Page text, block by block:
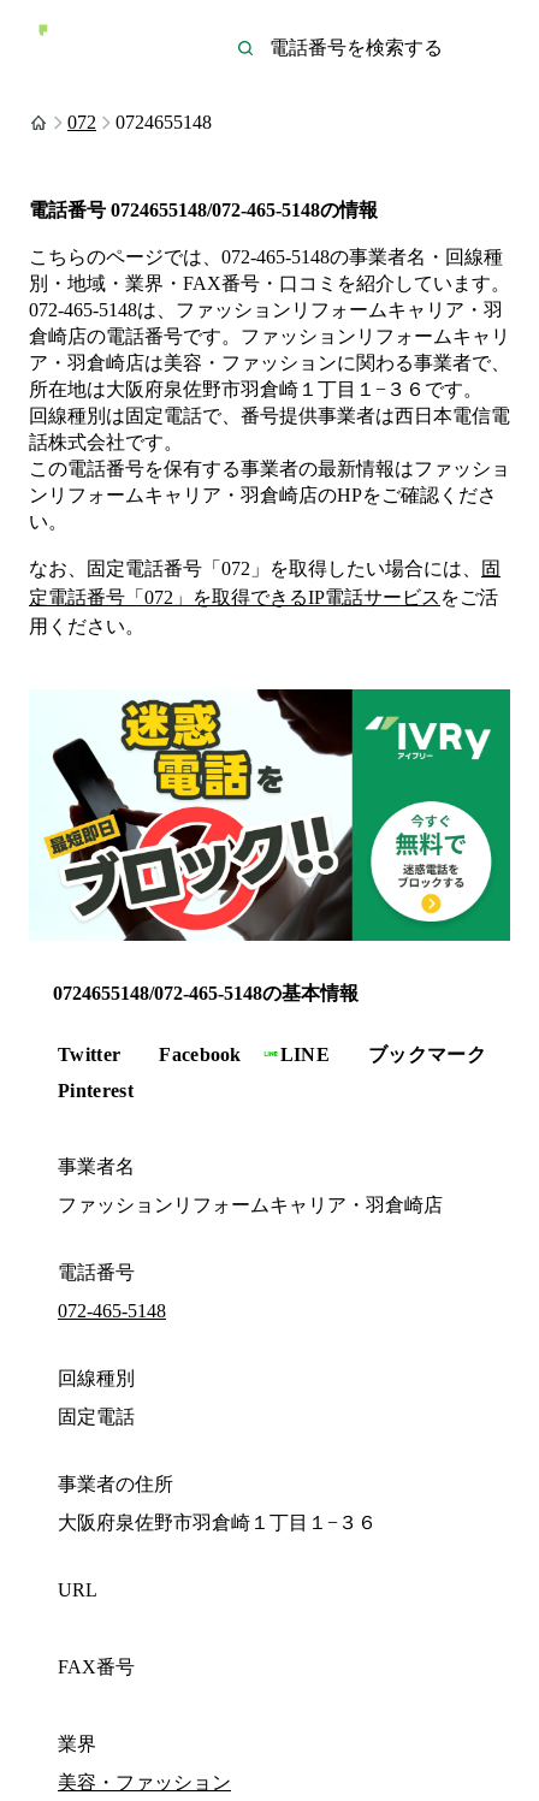
072 0724655148
電話番号 0724655148/072-465-5148の情報
こちらのページでは、 072-465-5148の事業者名・回線種
別・地域・業界・FAX番号・口コミを紹介しています。
072-465-5148は、 ファッションリフォームキャリア・羽
倉崎店の電話番号です。 ファッションリフォームキャリ
ア・羽倉崎店は美容・ファッションに関わる事業者で、
所在地は大阪府泉佐野市羽倉崎１丁目１−３６ です。
回線種別は固定電話で、番号提供事業者は西日本電信電
話株式会社です。
この電話番号を保有する事業者の最新情報はファッショ
ンリフォームキャリア・羽倉崎店のHPをご確認くださ
い。
なお、固定電話番号「 072 」を取得したい場合には、
固
定電話番号「 072 」を取得できるIP電話サービス をご活
用ください。
0724655148/072-465-5148の基本情報
Twitter Facebook LINE
ブックマーク
Pinterest
事業者名
ファッションリフォームキャリア・羽倉崎店
電話番号
072-465-5148
回線種別
固定電話
事業者の住所
大阪府泉佐野市羽倉崎１丁目１−３６
URL
FAX番号
業界
美容・ファッション